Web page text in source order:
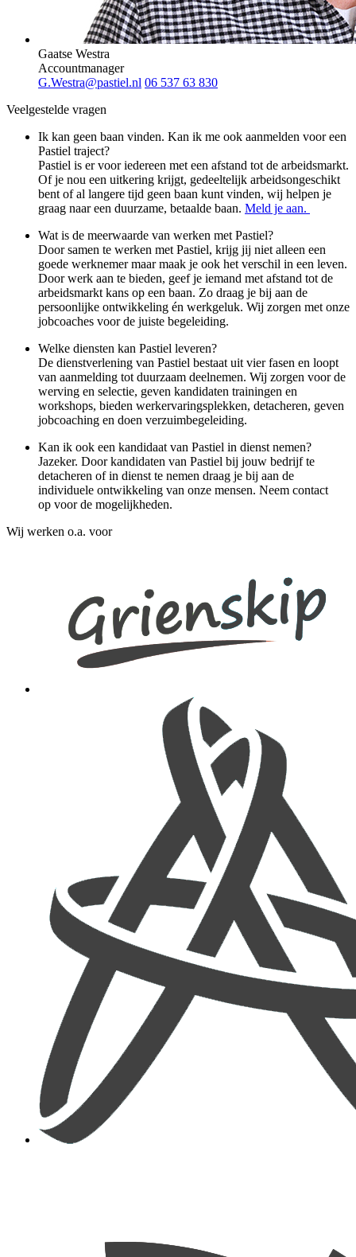
Gaatse Westra
Accountmanager
G.Westra@pastiel.nl 06 537 63 830
Veelgestelde vragen
Ik kan geen baan vinden. Kan ik me ook aanmelden voor een
Pastiel traject?
Pastiel is er voor iedereen met een afstand tot de arbeidsmarkt.
Of je nou een uitkering krijgt, gedeeltelijk arbeidsongeschikt
bent of al langere tijd geen baan kunt vinden, wij helpen je
graag naar een duurzame, betaalde baan. Meld je aan.
Wat is de meerwaarde van werken met Pastiel?
Door samen te werken met Pastiel, krijg jij niet alleen een
goede werknemer maar maak je ook het verschil in een leven.
Door werk aan te bieden, geef je iemand met afstand tot de
arbeidsmarkt kans op een baan. Zo draag je bij aan de
persoonlijke ontwikkeling én werkgeluk. Wij zorgen met onze
jobcoaches voor de juiste begeleiding.
Welke diensten kan Pastiel leveren?
De dienstverlening van Pastiel bestaat uit vier fasen en loopt
van aanmelding tot duurzaam deelnemen. Wij zorgen voor de
werving en selectie, geven kandidaten trainingen en
workshops, bieden werkervaringsplekken, detacheren, geven
jobcoaching en doen verzuimbegeleiding.
Kan ik ook een kandidaat van Pastiel in dienst nemen?
Jazeker. Door kandidaten van Pastiel bij jouw bedrijf te
detacheren of in dienst te nemen draag je bij aan de
individuele ontwikkeling van onze mensen. Neem contact
op voor de mogelijkheden.
Wij werken o.a. voor